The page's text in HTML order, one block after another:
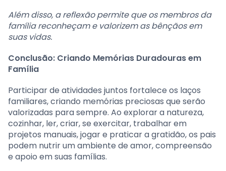
Além disso, a reflexão permite que os membros da
família reconheçam e valorizem as bênçãos em
suas vidas.
Conclusão: Criando Memórias Duradouras em
Família
Participar de atividades juntos fortalece os laços
familiares, criando memórias preciosas que serão
valorizadas para sempre. Ao explorar a natureza,
cozinhar, ler, criar, se exercitar, trabalhar em
projetos manuais, jogar e praticar a gratidão, os pais
podem nutrir um ambiente de amor, compreensão
e apoio em suas famílias.